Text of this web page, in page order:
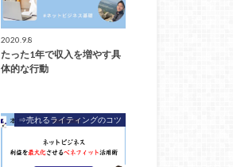
2020.9.8
たった1年で収入を増やす具
体的な行動
⇒売れるライティングのコツ